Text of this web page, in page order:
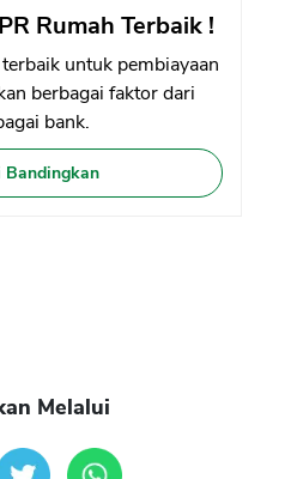
Rumah Terbaik !
untuk pembiayaan
berbagai faktor dari
bank.
Bandingkan
Melalui